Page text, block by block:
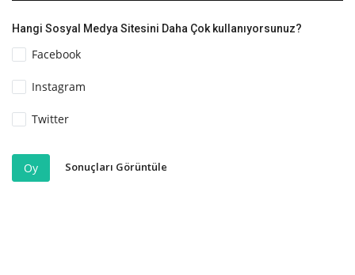
Hangi Sosyal Medya Sitesini Daha Çok kullanıyorsunuz?
Facebook
Instagram
Twitter
Oy Sonuçları Görüntüle